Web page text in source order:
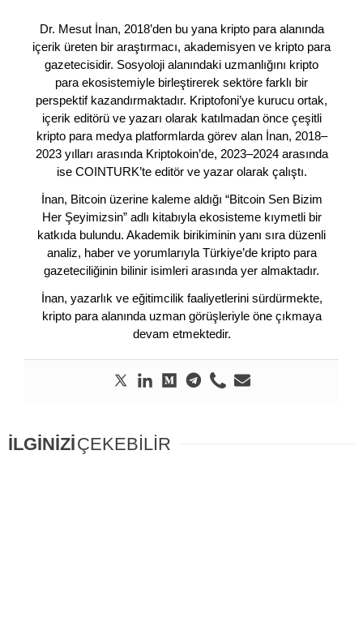
Dr. Mesut İnan, 2018’den bu yana kripto para alanında
içerik üreten bir araştırmacı, akademisyen ve kripto para
gazetecisidir. Sosyoloji alanındaki uzmanlığını kripto
para ekosistemiyle birleştirerek sektöre farklı bir
perspektif kazandırmaktadır. Kriptofoni’ye kurucu ortak,
içerik editörü ve yazarı olarak katılmadan önce çeşitli
kripto para medya platformlarda görev alan İnan, 2018–
2023 yılları arasında Kriptokoin’de, 2023–2024 arasında
ise COINTURK’te editör ve yazar olarak çalıştı.
İnan, Bitcoin üzerine kaleme aldığı “Bitcoin Sen Bizim
Her Şeyimizsin” adlı kitabıyla ekosisteme kıymetli bir
katkıda bulundu. Akademik birikiminin yanı sıra düzenli
analiz, haber ve yorumlarıyla Türkiye’de kripto para
gazeteciliğinin bilinir isimleri arasında yer almaktadır.
İnan, yazarlık ve eğitimcilik faaliyetlerini sürdürmekte,
kripto para alanında uzman görüşleriyle öne çıkmaya
devam etmektedir.
İLGİNİZİÇEKEBİLİR